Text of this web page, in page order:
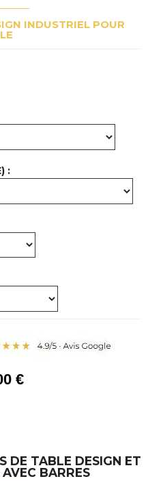
INDUSTRIEL POUR
:
€
DE TABLE DESIGN ET
BARRES